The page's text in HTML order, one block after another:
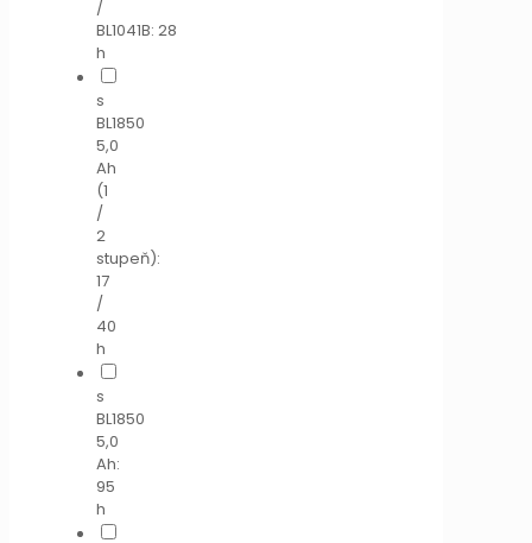
/
BL1041B: 28
h
s
BL1850
5,0
Ah
(1
/
2
stupeň):
17
/
40
h
s
BL1850
5,0
Ah:
95
h